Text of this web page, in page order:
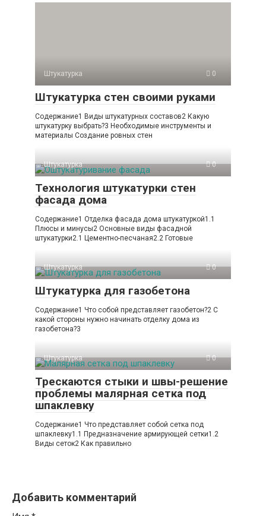
Штукатурка 0
Штукатурка стен своими руками
Содержание1 Виды штукатурных составов2 Какую
штукатурку выбрать?3 Необходимые инструменты и
материалы Создание ровных стен
Штукатурка 0
Технология штукатурки стен
фасада дома
Содержание1 Отделка фасада дома штукатуркой1.1
Плюсы и минусы2 Основные виды фасадной
штукатурки2.1 Цементно-песчаная2.2 Готовые
Штукатурка 0
Штукатурка для газобетона
Содержание1 Что собой представляет газобетон?2 С
какой стороны нужно начинать отделку дома из
газобетона?3
Штукатурка 0
Трескаются стыки и швы-решение
проблемы малярная сетка под
шпаклевку
Содержание1 Что представляет собой сетка под
шпаклевку1.1 Предназначение армирующей сетки1.2
Виды сеток2 Как правильно
Добавить комментарий